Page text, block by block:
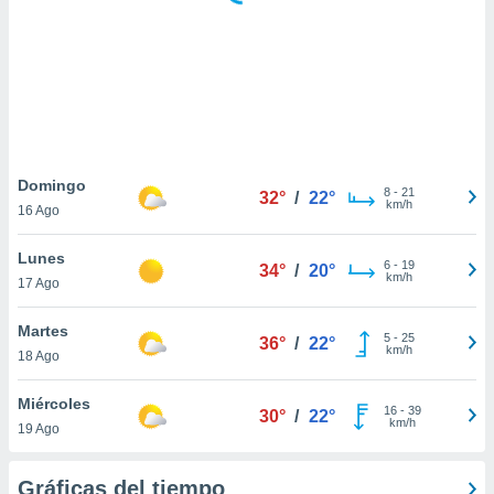
similares
como
sitio
de
traten tus
en
interés
su
Domingo
16 Ago
32° / 22° 8- 21
km/h
Lunes
17 Ago
34° / 20° 6- 19
km/h
Martes
18 Ago
36° / 22° 5- 25
km/h
Miércoles
19 Ago
30° / 22° 16- 39
km/h
Gráficas del tiempo